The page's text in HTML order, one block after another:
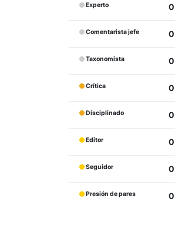
Experto 0
Comentarista jefe 0
Taxonomista 0
Crítica 0
Disciplinado 0
Editor 0
Seguidor 0
Presión de pares 0